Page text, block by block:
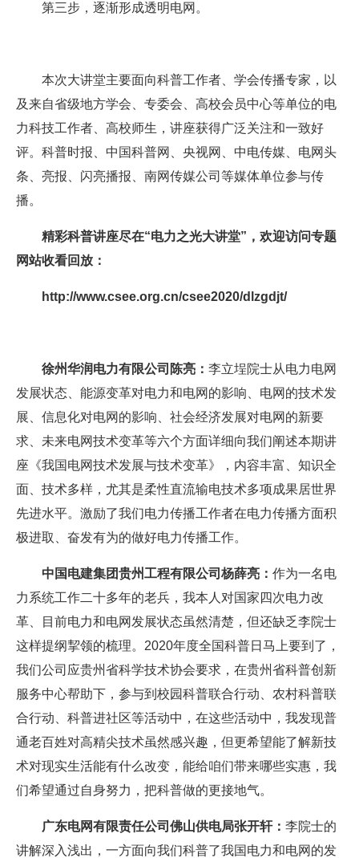
第三步，逐渐形成透明电网。
本次大讲堂主要面向科普工作者、学会传播专家，以
及来自省级地方学会、专委会、高校会员中心等单位的电
力科技工作者、高校师生，讲座获得广泛关注和一致好
评。科普时报、中国科普网、央视网、中电传媒、电网头
条、亮报、闪亮播报、南网传媒公司等媒体单位参与传
播。
精彩科普讲座尽在“电力之光大讲堂”，欢迎访问专题
网站收看回放：
http://www.csee.org.cn/csee2020/dlzgdjt/
徐州华润电力有限公司陈亮： 李立埕院士从电力电网
发展状态、能源变革对电力和电网的影响、电网的技术发
展、信息化对电网的影响、社会经济发展对电网的新要
求、未来电网技术变革等六个方面详细向我们阐述本期讲
座《我国电网技术发展与技术变革》，内容丰富、知识全
面、技术多样，尤其是柔性直流输电技术多项成果居世界
先进水平。激励了我们电力传播工作者在电力传播方面积
极进取、奋发有为的做好电力传播工作。
中国电建集团贵州工程有限公司杨薛亮： 作为一名电
力系统工作二十多年的老兵，我本人对国家四次电力改
革、目前电力和电网发展状态虽然清楚，但还缺乏李院士
这样提纲挈领的梳理。2020年度全国科普日马上要到了，
我们公司应贵州省科学技术协会要求，在贵州省科普创新
服务中心帮助下，参与到校园科普联合行动、农村科普联
合行动、科普进社区等活动中，在这些活动中，我发现普
通老百姓对高精尖技术虽然感兴趣，但更希望能了解新技
术对现实生活能有什么改变，能给咱们带来哪些实惠，我
们希望通过自身努力，把科普做的更接地气。
广东电网有限责任公司佛山供电局张开轩： 李院士的
讲解深入浅出，一方面向我们科普了我国电力和电网的发